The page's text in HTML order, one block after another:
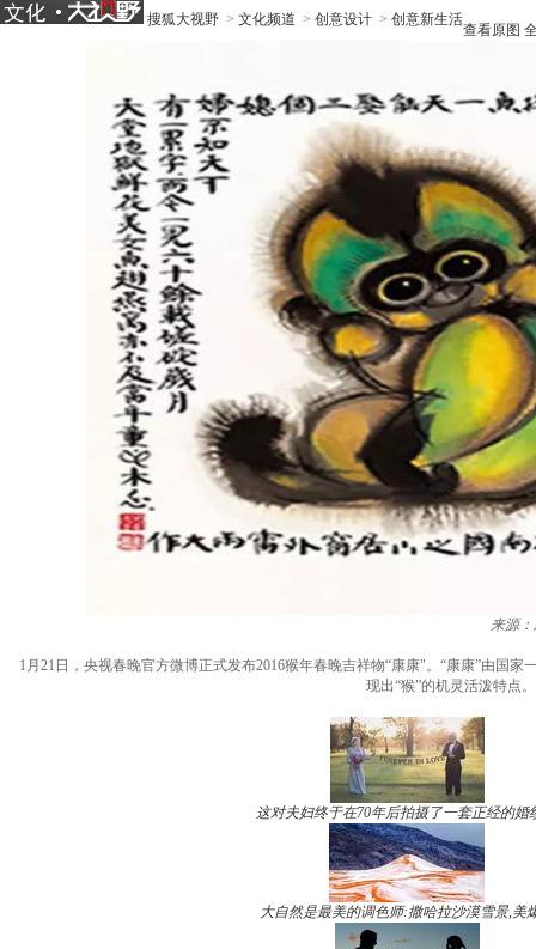
搜狐大视野 > 文化频道 > 创意设计 > 创意新生活
查看原图
来源：
1月21日，央视春晚官方微博正式发布2016猴年春晚吉祥物“康康"。“康康”由国
现出“猴”的机灵活泼特点
这对夫妇终于在70年后拍摄了一套正经的婚
大自然是最美的调色师:撒哈拉沙漠雪景,美